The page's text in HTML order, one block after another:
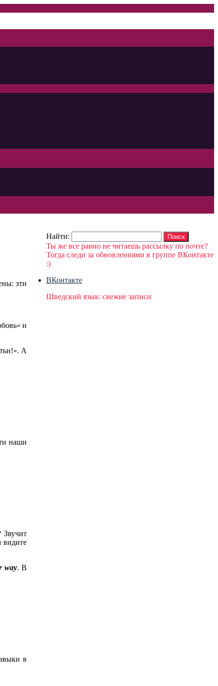
эти
и
А
наши
Звучит
видите
way. В
в
Найти:
Ты же все равно не читаешь рассылку по почте?
Тогда следи за обновлениями в группе ВКонтакте
:)
ВКонтакте
Шведский язык: свежие записи